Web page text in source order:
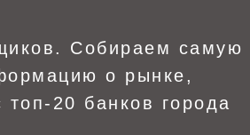
Собираем самую
о рынке,
топ-20 банков города